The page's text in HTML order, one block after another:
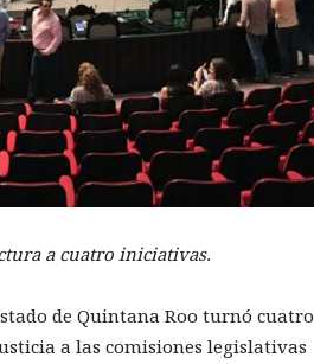
a cuatro iniciativas.
de Quintana Roo turnó cuatro
a las comisiones legislativas